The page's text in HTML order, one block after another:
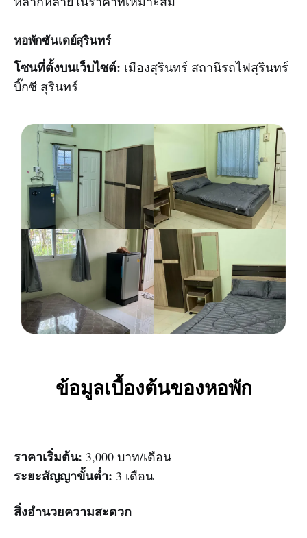
หอพักซันเดย์สุรินทร์
โซนที่ตั้งบนเว็บไซต์: เมืองสุรินทร์ สถานีรถไฟสุรินทร์
บิ๊กซี สุรินทร์
ข้อมูลเบื้องต้นของหอพัก
ราคาเริ่มต้น: 3,000 บาท/เดือน
ระยะสัญญาขั้นต่ำ: 3 เดือน
สิ่งอำนวยความสะดวก